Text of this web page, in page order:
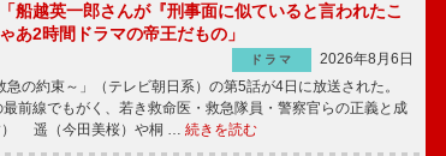
船越英一郎さんが『刑事面に似ていると言われたこ
あ2時間ドラマの帝王だもの」
ドラマ
2026年8月6日
の約束～」（テレビ朝日系）の第5話が4日に放送された。
前線でもがく、若き救命医・救急隊員・警察官らの正義と成
） 遥（今田美桜）や桐 … 続きを読む